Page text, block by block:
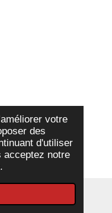
votre
des
d'utiliser
acceptez notre